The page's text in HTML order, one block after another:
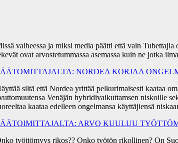
vaiheessa ja miksi media päätti että vain
ovat arvostetummassa asemassa kuin ne jotka
NORDEA KORJAA
siltä että Nordea yrittää pelkurimaisesti kaataa
Venäjän hybridivaikuttamsen niskoille
kaataa edelleen ongelmansa käyttäjiensä
ARVO KUULUU
työttömyys rikos?? Onko työtön rikollinen? On